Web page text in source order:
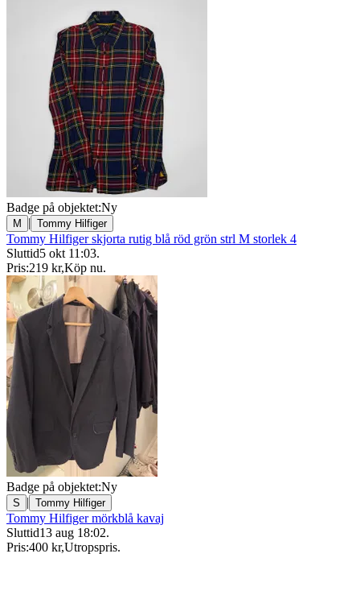
Badge på objektet:Ny
M | Tommy Hilfiger
Tommy Hilfiger skjorta rutig blå röd grön strl M storlek 4
Sluttid5 okt 11:03.
Pris:219 kr,Köp nu.
Badge på objektet:Ny
S | Tommy Hilfiger
Tommy Hilfiger mörkblå kavaj
Sluttid13 aug 18:02.
Pris:400 kr,Utropspris.